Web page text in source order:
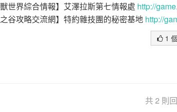
獸世界綜合情報】艾澤拉斯第七情報處 http://
之谷攻略交流網】特約雜技團的秘密基地 http://
1
共 2 則